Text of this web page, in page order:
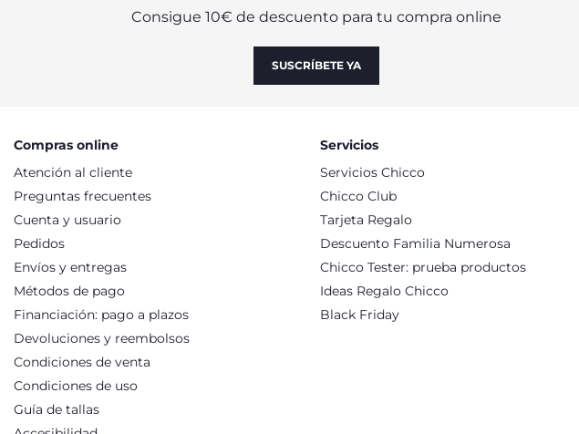
Consigue 10€ de descuento para tu compra online
SUSCRÍBETE YA
Compras online
Atención al cliente
Preguntas frecuentes
Cuenta y usuario
Pedidos
Envíos y entregas
Métodos de pago
Financiación: pago a plazos
Devoluciones y reembolsos
Condiciones de venta
Condiciones de uso
Guía de tallas
Servicios
Servicios Chicco
Chicco Club
Tarjeta Regalo
Descuento Familia Numerosa
Chicco Tester: prueba productos
Ideas Regalo Chicco
Black Friday